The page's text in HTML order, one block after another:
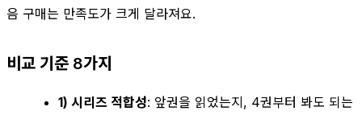
음 구매는 만족도가 크게 달라져요.
비교 기준 8가지
1) 시리즈 적합성: 앞권을 읽었는지, 4권부터 봐도 되는